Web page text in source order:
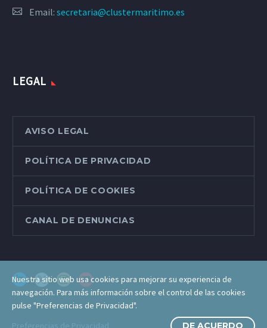
Email: secretaria@clustermaritimo.es
LEGAL
AVISO LEGAL
POLÍTICA DE PRIVACIDAD
POLÍTICA DE COOKIES
CANAL DE DENUNCIAS
Nuestra sitio web usa cookies para mejorar su experiencia de
navegación. Para más información sobre el control de las cookies
pulse "Preferencias de Privacidad".
Preferencias de Privacidad
DE ACUERDO